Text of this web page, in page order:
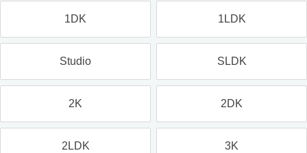
1DK 1LDK
Studio SLDK
2K 2DK
2LDK 3K